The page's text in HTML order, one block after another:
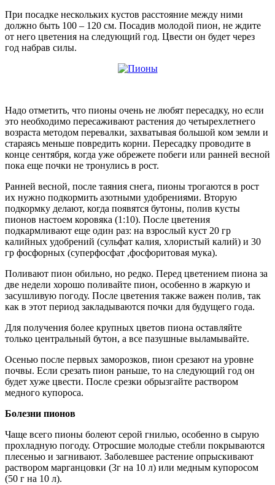
При посадке нескольких кустов расстояние между ними
должно быть 100 – 120 см. Посадив молодой пион, не ждите
от него цветения на следующий год. Цвести он будет через
год набрав силы.
Надо отметить, что пионы очень не любят пересадку, но если
это необходимо пересаживают растения до четырехлетнего
возраста методом перевалки, захватывая большой ком земли и
стараясь меньше повредить корни. Пересадку проводите в
конце сентября, когда уже обрежете побеги или ранней весной
пока еще почки не тронулись в рост.
Ранней весной, после таяния снега, пионы трогаются в рост
их нужно подкормить азотными удобрениями. Вторую
подкормку делают, когда появятся бутоны, полив кусты
пионов настоем коровяка (1:10). После цветения
подкармливают еще один раз: на взрослый куст 20 гр
калийных удобрений (сульфат калия, хлористый калий) и 30
гр фосфорных (суперфосфат ,фосфоритовая мука).
Поливают пион обильно, но редко. Перед цветением пиона за
две недели хорошо поливайте пион, особенно в жаркую и
засушливую погоду. После цветения также важен полив, так
как в этот период закладываются почки для будущего года.
Для получения более крупных цветов пиона оставляйте
только центральный бутон, а все пазушные выламывайте.
Осенью после первых заморозков, пион срезают на уровне
почвы. Если срезать пион раньше, то на следующий год он
будет хуже цвести. После срезки обрызгайте раствором
медного купороса.
Болезни пионов
Чаще всего пионы болеют серой гнилью, особенно в сырую
прохладную погоду. Отросшие молодые стебли покрываются
плесенью и загнивают. Заболевшее растение опрыскивают
раствором марганцовки (3г на 10 л) или медным купоросом
(50 г на 10 л).